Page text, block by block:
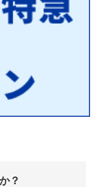
？